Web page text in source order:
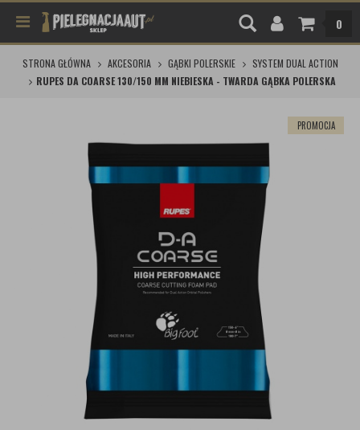
0
STRONA GŁÓWNA AKCESORIA GĄBKI POLERSKIE
SYSTEM DUAL ACTION
RUPES DA COARSE 130/150 MM NIEBIESKA - TWARDA GĄBKA POLERSKA
PROMOCJA